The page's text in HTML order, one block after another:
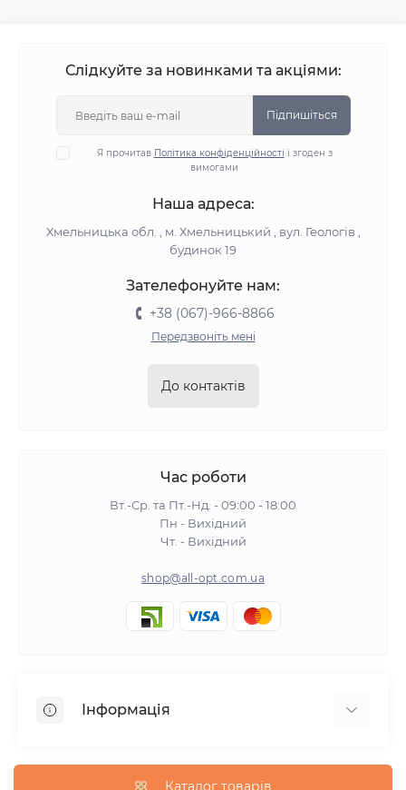
Слідкуйте за новинками та акціями:
Підпишіться
Я прочитав Політика конфіденційності і згоден з
вимогами
Наша адреса:
Хмельницька обл. , м. Хмельницький , вул. Геологів ,
будинок 19
Зателефонуйте нам:
+38 (067)-966-8866
Передзвоніть мені
До контактів
Час роботи
Вт.-Ср. та Пт.-Нд. - 09:00 - 18:00
Пн - Вихідний
Чт. - Вихідний
shop@all-opt.com.ua
Інформація
Оплата та доставка Каталог товарів